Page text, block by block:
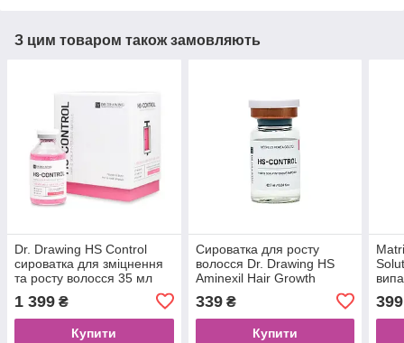
З цим товаром також замовляють
Dr. Drawing HS Control
сироватка для зміцнення
та росту волосся 35 мл
1 399 ₴
Купити
Сироватка для росту
волосся Dr. Drawing HS
Aminexil Hair Growth
339₴
Купити
399